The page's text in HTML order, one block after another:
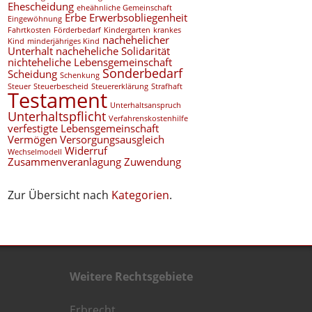
Ehescheidung eheähnliche Gemeinschaft
Eingewöhnung Erbe Erwerbsobliegenheit
Fahrtkosten Förderbedarf Kindergarten krankes
Kind minderjähriges Kind nachehelicher
Unterhalt nacheheliche Solidarität
nichteheliche Lebensgemeinschaft
Scheidung Schenkung Sonderbedarf
Steuer Steuerbescheid Steuererklärung Strafhaft
Testament Unterhaltsanspruch
Unterhaltspflicht Verfahrenskostenhilfe
verfestigte Lebensgemeinschaft
Vermögen Versorgungsausgleich
Wechselmodell Widerruf
Zusammenveranlagung Zuwendung
Zur Übersicht nach Kategorien.
Weitere Rechtsgebiete